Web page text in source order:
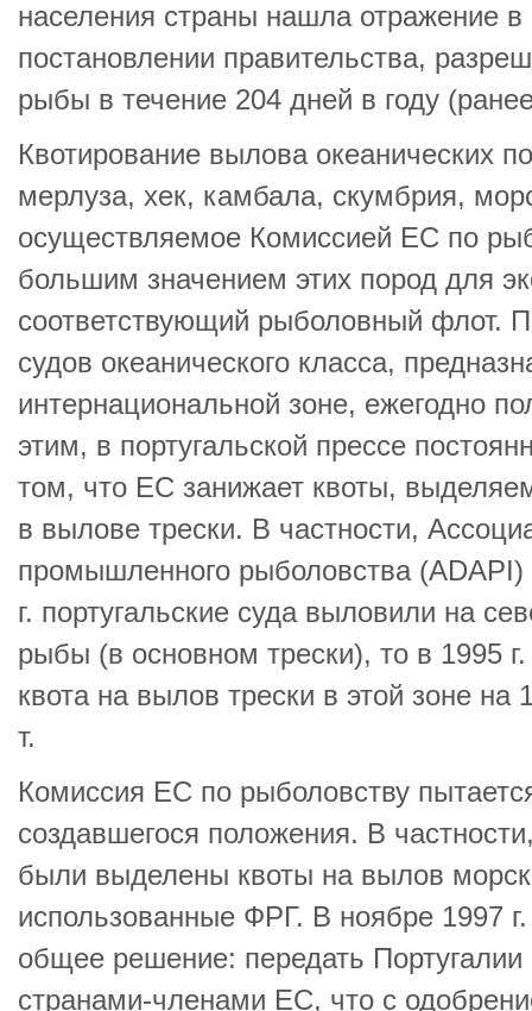
населения страны нашла отражение в
постановлении правительства,
рыбы в течение 204 дней в году
Квотирование вылова океанических
мерлуза, хек, камбала, скумбрия,
осуществляемое Комиссией ЕС по
большим значением этих пород для
соответствующий рыболовный флот.
судов океанического класса,
интернациональной зоне, ежегодно
этим, в португальской прессе
том, что ЕС занижает квоты,
в вылове трески. В частности,
промышленного рыболовства (ADAPI)
г. португальские суда выловили на
рыбы (в основном трески), то в 1995
квота на вылов трески в этой зоне на
т.
Комиссия ЕС по рыболовству
создавшегося положения. В
были выделены квоты на вылов
использованные ФРГ. В ноябре 1997
общее решение: передать
странами-членами ЕС, что с